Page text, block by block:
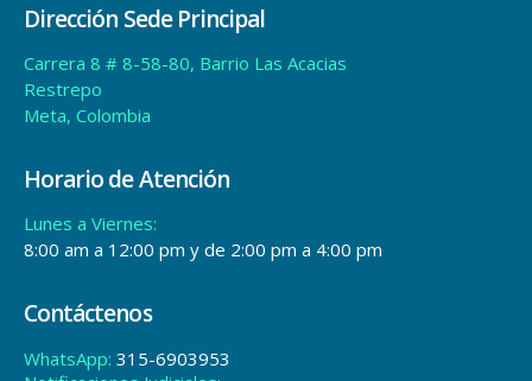
Dirección Sede Principal
Carrera 8 # 8-58-80, Barrio Las Acacias
Restrepo
Meta, Colombia
Horario de Atención
Lunes a Viernes:
8:00 am a 12:00 pm y de 2:00 pm a 4:00 pm
Contáctenos
WhatsApp: 315-6903953